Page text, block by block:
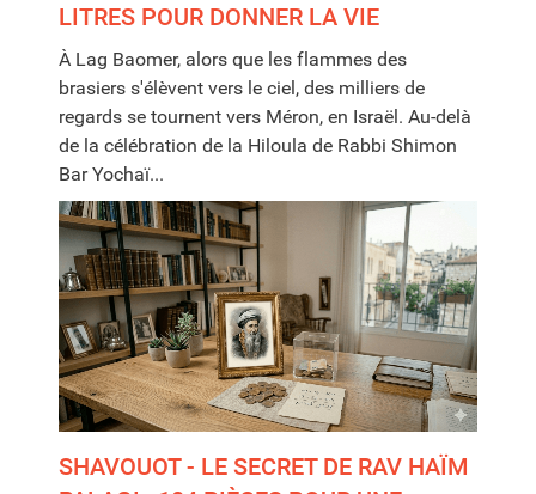
LITRES POUR DONNER LA VIE
À Lag Baomer, alors que les flammes des
brasiers s'élèvent vers le ciel, des milliers de
regards se tournent vers Méron, en Israël. Au-delà
de la célébration de la Hiloula de Rabbi Shimon
Bar Yochaï...
SHAVOUOT - LE SECRET DE RAV HAÏM